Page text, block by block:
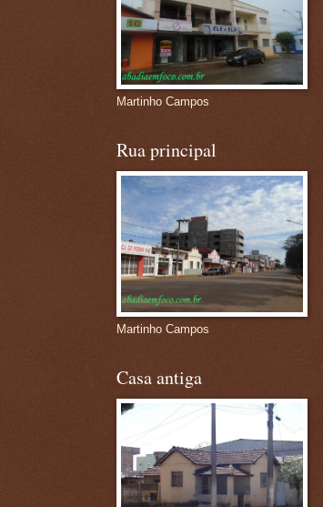
Martinho Campos
Rua principal
Martinho Campos
Casa antiga